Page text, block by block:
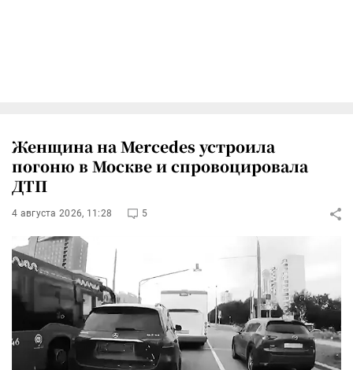
Женщина на Mercedes устроила
погоню в Москве и спровоцировала
ДТП
4 августа 2026, 11:28 5